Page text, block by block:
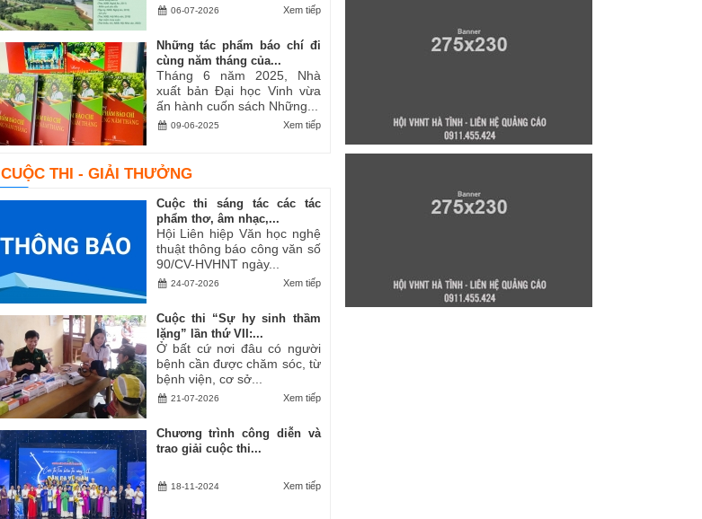
Xem tiếp
06-07-2026
Những tác phẩm báo chí đi
cùng năm tháng của...
Tháng 6 năm 2025, Nhà
xuất bản Đại học Vinh vừa
ấn hành cuốn sách Những...
Xem tiếp
09-06-2025
CUỘC THI - GIẢI THƯỞNG
Cuộc thi sáng tác các tác
phẩm thơ, âm nhạc,...
Hội Liên hiệp Văn học nghệ
thuật thông báo công văn số
90/CV-HVHNT ngày...
Xem tiếp
24-07-2026
Cuộc thi “Sự hy sinh thầm
lặng” lần thứ VII:...
Ở bất cứ nơi đâu có người
bệnh cần được chăm sóc, từ
bệnh viện, cơ sở...
Xem tiếp
21-07-2026
Chương trình công diễn và
trao giải cuộc thi...
Xem tiếp
18-11-2024